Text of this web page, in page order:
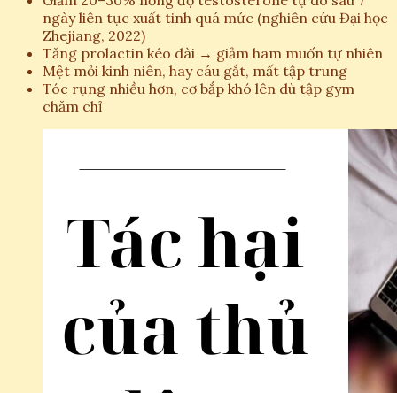
ngày liên tục xuất tinh quá mức (nghiên cứu Đại học
Zhejiang, 2022)
Tăng prolactin kéo dài → giảm ham muốn tự nhiên
Mệt mỏi kinh niên, hay cáu gắt, mất tập trung
Tóc rụng nhiều hơn, cơ bắp khó lên dù tập gym
chăm chỉ